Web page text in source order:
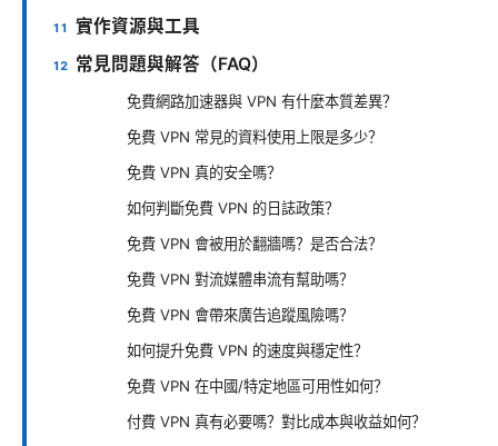
實作資源與工具
常見問題與解答（FAQ）
免費網路加速器與 VPN 有什麼本質差異？
免費 VPN 常見的資料使用上限是多少？
免費 VPN 真的安全嗎？
如何判斷免費 VPN 的日誌政策？
免費 VPN 會被用於翻牆嗎？是否合法？
免費 VPN 對流媒體串流有幫助嗎？
免費 VPN 會帶來廣告追蹤風險嗎？
如何提升免費 VPN 的速度與穩定性？
免費 VPN 在中國/特定地區可用性如何？
付費 VPN 真有必要嗎？對比成本與收益如何？